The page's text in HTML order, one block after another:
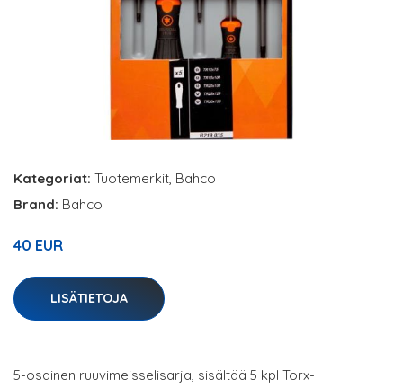
Kategoriat: Tuotemerkit, Bahco
Brand: Bahco
40 EUR
LISÄTIETOJA
5-osainen ruuvimeisselisarja, sisältää 5 kpl Torx-